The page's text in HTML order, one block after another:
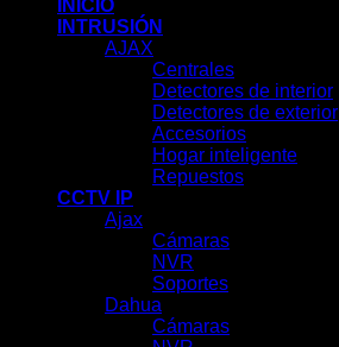
INICIO
INTRUSIÓN
AJAX
Centrales
Detectores de interior
Detectores de exterior
Accesorios
Hogar inteligente
Repuestos
CCTV IP
Ajax
Cámaras
NVR
Soportes
Dahua
Cámaras